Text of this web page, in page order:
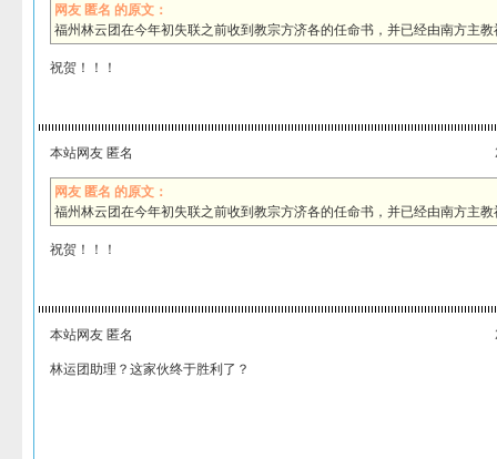
网友 匿名 的原文：
福州林云团在今年初失联之前收到教宗方济各的任命书，并已经由南方主
祝贺！！！
本站网友 匿名
网友 匿名 的原文：
福州林云团在今年初失联之前收到教宗方济各的任命书，并已经由南方主
祝贺！！！
本站网友 匿名
林运团助理？这家伙终于胜利了？